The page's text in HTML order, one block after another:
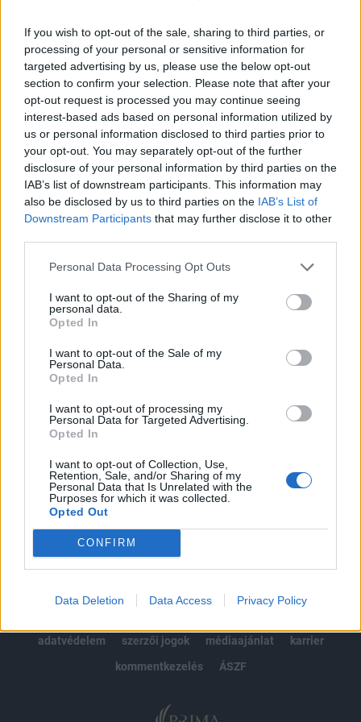
If you wish to opt-out of the sale, sharing to third parties, or
processing of your personal or sensitive information for
targeted advertising by us, please use the below opt-out
section to confirm your selection. Please note that after your
opt-out request is processed you may continue seeing
interest-based ads based on personal information utilized by
us or personal information disclosed to third parties prior to
your opt-out. You may separately opt-out of the further
disclosure of your personal information by third parties on the
IAB’s list of downstream participants. This information may
also be disclosed by us to third parties on the IAB’s List of
Downstream Participants that may further disclose it to other
Personal Data Processing Opt Outs
I want to opt-out of the Sharing of my
personal data.
Opted In
I want to opt-out of the Sale of my
Personal Data.
Opted In
I want to opt-out of processing my
Personal Data for Targeted Advertising.
Opted In
I want to opt-out of Collection, Use,
Retention, Sale, and/or Sharing of my
Personal Data that Is Unrelated with the
Purposes for which it was collected.
Opted Out
CONFIRM
Data Deletion Data Access Privacy Policy
Aggasztó jelek Meglepetésszerű termeléscsökkentést,
elbocsátást és bércsökkentést kezdett Kína harmadik
legnagyobb akkumulátorgyártója, a CALB. A hírügynökség
információi szerint a vállalat már a tavalyi év végén
befagyasztotta a munkaerőfelvételt, a dolgozók száma
mára a 8000 fős csúcshoz képest 1000 főre csökkent. A
kapacitáscsökkentések annak fényében meglepőek...
KEDVES OLVASÓNK!
regisztrációhoz kötött.
Az előfizetés a következőket tartalmazza:
Portfolio.hu teljes cikkarchívum
kötéslistái
Előfizetés
MÁR ELŐFIZETŐNK VAGY?BEJELENTKEZÉS
adatvédelem
szerzői jogok médiaajánlat
karrier
kommentkezelés
ÁSZF